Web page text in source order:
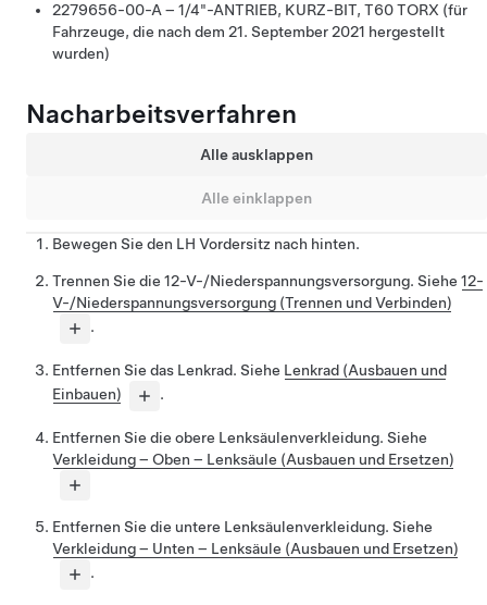
2279656-00-A – 1/4"-ANTRIEB, KURZ-BIT, T60 TORX (für
Fahrzeuge, die nach dem 21. September 2021 hergestellt
wurden)
Nacharbeitsverfahren
Alle ausklappen
Alle einklappen
Bewegen Sie den LH Vordersitz nach hinten.
Trennen Sie die 12-V-/Niederspannungsversorgung. Siehe 12-
V-/Niederspannungsversorgung (Trennen und Verbinden)
.
Entfernen Sie das Lenkrad. Siehe Lenkrad (Ausbauen und
Einbauen)
.
Entfernen Sie die obere Lenksäulenverkleidung. Siehe
Verkleidung – Oben – Lenksäule (Ausbauen und Ersetzen)
Entfernen Sie die untere Lenksäulenverkleidung. Siehe
Verkleidung – Unten – Lenksäule (Ausbauen und Ersetzen)
.